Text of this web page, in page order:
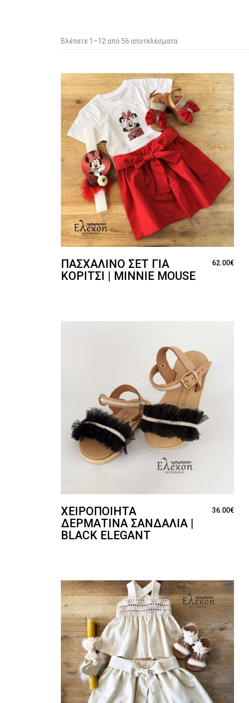
Βλέπετε 1–12 από 56 αποτελέσματα
latest
ΠΑΣΧΑΛΙΝΌ ΣΕΤ ΓΙΑ
ΚΟΡΊΤΣΙ | MINNIE MOUSE
62.00€
ΧΕΙΡΟΠΟΊΗΤΑ
ΔΕΡΜΆΤΙΝΑ ΣΑΝΔΆΛΙΑ |
BLACK ELEGANT
36.00€